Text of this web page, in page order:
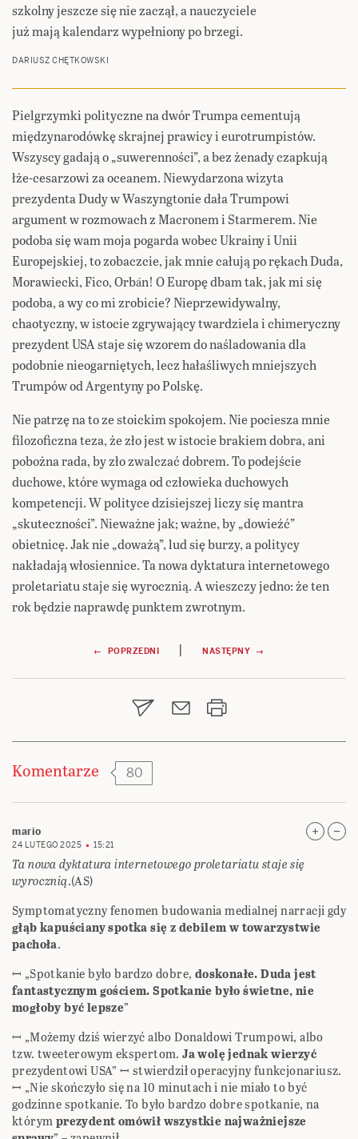
szkolny jeszcze się nie zaczął, a nauczyciele
już mają kalendarz wypełniony po brzegi.
DARIUSZ CHĘTKOWSKI
Pielgrzymki polityczne na dwór Trumpa cementują
międzynarodówkę skrajnej prawicy i eurotrumpistów.
Wszyscy gadają o „suwerenności”, a bez żenady czapkują
łże-cesarzowi za oceanem. Niewydarzona wizyta
prezydenta Dudy w Waszyngtonie dała Trumpowi
argument w rozmowach z Macronem i Starmerem. Nie
podoba się wam moja pogarda wobec Ukrainy i Unii
Europejskiej, to zobaczcie, jak mnie całują po rękach Duda,
Morawiecki, Fico, Orbán! O Europę dbam tak, jak mi się
podoba, a wy co mi zrobicie? Nieprzewidywalny,
chaotyczny, w istocie zgrywający twardziela i chimeryczny
prezydent USA staje się wzorem do naśladowania dla
podobnie nieogarniętych, lecz hałaśliwych mniejszych
Trumpów od Argentyny po Polskę.
Nie patrzę na to ze stoickim spokojem. Nie pociesza mnie
filozoficzna teza, że zło jest w istocie brakiem dobra, ani
pobożna rada, by zło zwalczać dobrem. To podejście
duchowe, które wymaga od człowieka duchowych
kompetencji. W polityce dzisiejszej liczy się mantra
„skuteczności”. Nieważne jak; ważne, by „dowieźć”
obietnicę. Jak nie „doważą”, lud się burzy, a politycy
nakładają włosiennice. Ta nowa dyktatura internetowego
proletariatu staje się wyrocznią. A wieszczy jedno: że ten
rok będzie naprawdę punktem zwrotnym.
Nawigacja
wpisu
← POPRZEDNI | NASTĘPNY →
Komentarze 80
mario
24 LUTEGO 2025 15:21
Ta nowa dyktatura internetowego proletariatu staje się
wyrocznią.(AS)
Symptomatyczny fenomen budowania medialnej narracji gdy
głąb kapuściany spotka się z debilem w towarzystwie
pachoła.
ꟷ „Spotkanie było bardzo dobre, doskonałe. Duda jest
fantastycznym gościem. Spotkanie było świetne, nie
mogłoby być lepsze”
ꟷ „Możemy dziś wierzyć albo Donaldowi Trumpowi, albo
tzw. tweeterowym ekspertom.Ja wolę jednak wierzyć
prezydentowi USA” ꟷ stwierdził operacyjny funkcjonariusz.
ꟷ „Nie skończyło się na 10 minutach i nie miało to być
godzinne spotkanie. To było bardzo dobre spotkanie, na
którymprezydent omówił wszystkie najważniejsze